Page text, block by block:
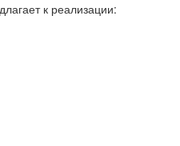
к реализации: